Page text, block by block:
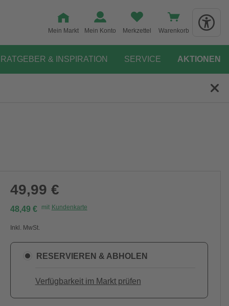
Mein Markt Mein Konto Merkzettel Warenkorb
RATGEBER & INSPIRATION SERVICE AKTIONEN
49,99 €
48,49 € mit Kundenkarte
Inkl. MwSt.
RESERVIEREN & ABHOLEN
Verfügbarkeit im Markt prüfen